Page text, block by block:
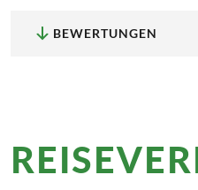
BEWERTUNGEN